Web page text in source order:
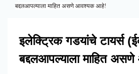
बद्दलआपल्याला माहित असणे आवश्यक आहे!
इलेक्ट्रिक गडयांचे टायर्स
बद्दलआपल्याला माहित